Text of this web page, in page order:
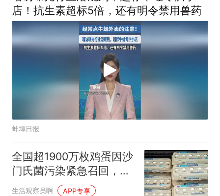
店！抗生素超标5倍，还有明令禁用兽药
蚌埠日报
全国超1900万枚鸡蛋因沙
门氏菌污染紧急召回，你
中招了吗？
生活观察员啊 APP专享